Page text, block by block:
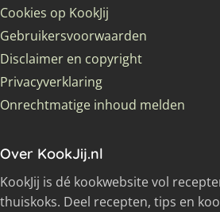
Cookies op KookJij
Gebruikersvoorwaarden
Disclaimer en copyright
Privacyverklaring
Onrechtmatige inhoud melden
Over KookJij.nl
KookJij is dé kookwebsite vol
thuiskoks. Deel recepten, tips en